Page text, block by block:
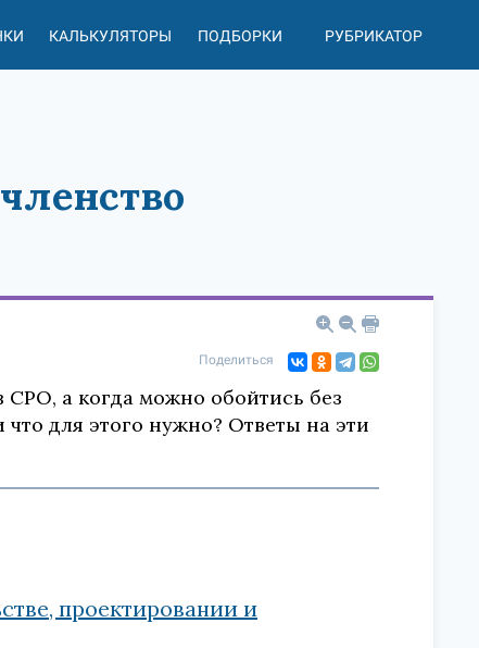
КАЛЬКУЛЯТОРЫ ПОДБОРКИ РУБРИКАТОР
Поделиться
СРО, а когда можно обойтись без
для этого нужно? Ответы на эти
проектировании и